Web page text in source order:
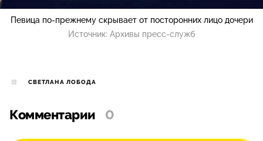
Певица по-прежнему скрывает от посторонних лицо дочери
Источник: Архивы пресс-служб
СВЕТЛАНА ЛОБОДА
Комментарии 0